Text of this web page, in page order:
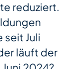
reduziert.
seit Juli
läuft der